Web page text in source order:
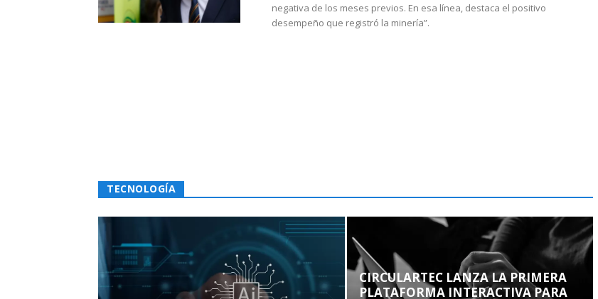
negativa de los meses previos. En esa línea, destaca el positivo
desempeño que registró la minería”.
TECNOLOGÍA
CIRCULARTEC LANZA LA PRIMERA
PLATAFORMA INTERACTIVA PARA